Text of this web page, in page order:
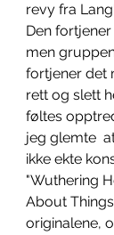
revy fra
Den
men
fortjener det
rett og slett
føltes
jeg glemte
ikke ekte
"Wuthering
About
originalene,